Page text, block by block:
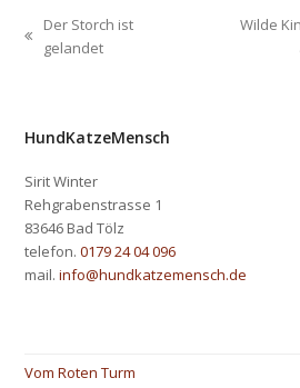
vorheriger
Der Storch ist
gelandet
Wilde
HundKatzeMensch
Sirit Winter
Rehgrabenstrasse 1
83646 Bad Tölz
telefon.0179 24 04 096
mail.info@hundkatzemensch.de
Vom Roten Turm